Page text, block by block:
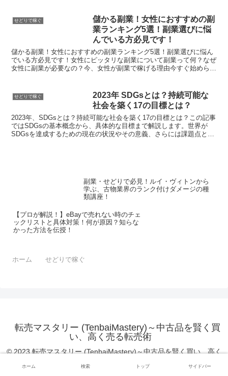
せどりで稼ぐ
儲かる副業！女性におすすめの副
業ランキング5選！副業選びに悩
んでいる方必見です！
儲かる副業！女性におすすめの副業ランキング5選！副業選びに悩ん
でいる方必見です！女性にピッタリな副業について副業って何？なぜ
女性に副業が必要なの？今、女性が副業で稼げる理由今すぐ始められ
せどりで稼ぐ
2023年 SDGsとは？持続可能な
社会を築く17の目標とは？
2023年、SDGsとは？持続可能な社会を築く17の目標とは？この記事
ではSDGsの基本概念から、具体的な目標まで解説します。世界が
SDGsを達成するための現在の状況やその意義、さらには課題点と問
副業・せどりで必見！ルイ・ヴィトンから
学ぶ、古物業界のランク付けダメージの種
類講座！
【プロが解説！】eBayで売れない時のチェ
ックリストと具体対策！何が原因？知らな
かった方法を伝授！
ホーム せどりで稼ぐ
転売マスタリー (TenbaiMastery)～中古品を賢く買
い、高く売る転売術
© 2023 転売マスタリー (TenbaiMastery)～中古品を賢く買い、高く
ホーム 検索 トップ サイドバー